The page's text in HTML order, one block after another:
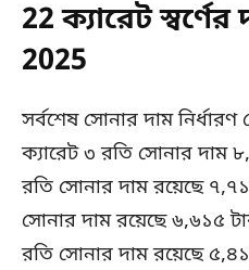
22 ক্যারেট
2025
সর্বশেষ সোনার দাম
ক্যারেট ৩ রতি সোনার দাম
রতি সোনার দাম রয়েছে
সোনার দাম রয়েছে ৬,৬১৫
রতি সোনার দাম রয়েছে